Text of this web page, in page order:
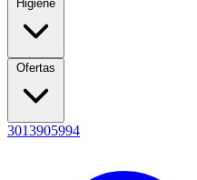
Higiene
Ofertas
3013905994